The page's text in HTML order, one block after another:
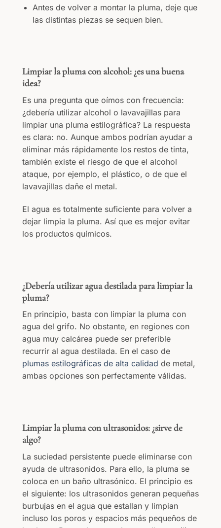
Antes de volver a montar la pluma, deje que
las distintas piezas se sequen bien.
Limpiar la pluma con alcohol: ¿es una buena
idea?
Es una pregunta que oímos con frecuencia:
¿debería utilizar alcohol o lavavajillas para
limpiar una pluma estilográfica? La respuesta
es clara: no. Aunque ambos podrían ayudar a
eliminar más rápidamente los restos de tinta,
también existe el riesgo de que el alcohol
ataque, por ejemplo, el plástico, o de que el
lavavajillas dañe el metal.
El agua es totalmente suficiente para volver a
dejar limpia la pluma. Así que es mejor evitar
los productos químicos.
¿Debería utilizar agua destilada para limpiar la
pluma?
En principio, basta con limpiar la pluma con
agua del grifo. No obstante, en regiones con
agua muy calcárea puede ser preferible
recurrir al agua destilada. En el caso de
plumas estilográficas de alta calidad de metal,
ambas opciones son perfectamente válidas.
Limpiar la pluma con ultrasonidos: ¿sirve de
algo?
La suciedad persistente puede eliminarse con
ayuda de ultrasonidos. Para ello, la pluma se
coloca en un baño ultrasónico. El principio es
el siguiente: los ultrasonidos generan pequeñas
burbujas en el agua que estallan y limpian
incluso los poros y espacios más pequeños de